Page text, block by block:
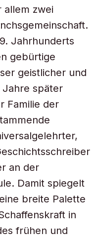
allem zwei
Jahrhunderts
gebürtige
geistlicher und
später
Familie der
an der
Damit spiegelt
breite Palette
in
frühen und